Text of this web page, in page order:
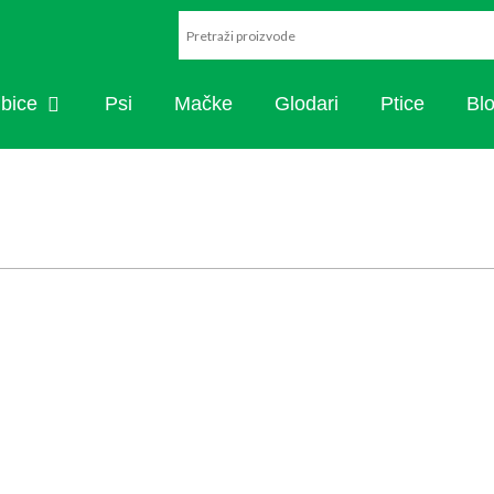
OPEN RIBICE
Psi Mačke Glodari Ptice